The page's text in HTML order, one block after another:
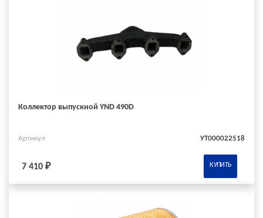
Коллектор выпускной YND 490D
Артикул УТ000022518
7 410 ₽ КУПИТЬ